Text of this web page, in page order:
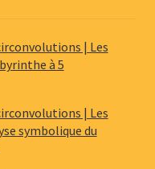
| Les
à 5
| Les
symbolique du